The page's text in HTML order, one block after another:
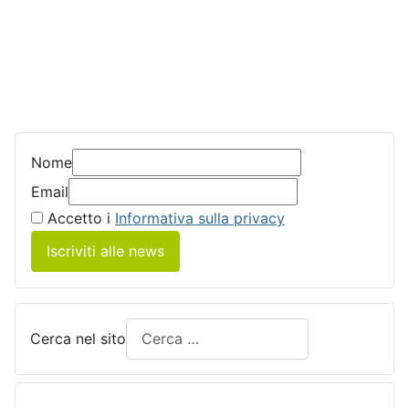
Nome
Email
Accetto i Informativa sulla privacy
Iscriviti alle news
Cerca nel sito